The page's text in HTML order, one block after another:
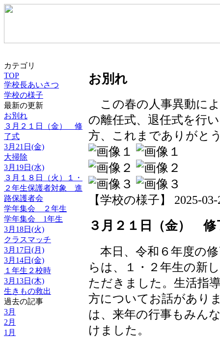
カテゴリ
TOP
学校長あいさつ
学校の様子
最新の更新
お別れ
３月２１日（金） 修
了式
3月21日(金)
大掃除
3月19日(水)
３月１８日（火）１・
２年生保護者対象 進
路保護者会
学年集会 ２年生
学年集会 1年生
3月18日(火)
クラスマッチ
3月17日(月)
3月14日(金)
１年生２校時
3月13日(木)
生きもの救出
過去の記事
3月
2月
1月
お別れ
この春の人事異動に
の離任式、退任式を行
方、これまでありがと
【学校の様子】 2025-
３月２１日（金） 修
本日、令和６年度の
らは、１・２年生の新
ただきました。生活指
方についてお話があり
は、来年の行事もみん
けました。